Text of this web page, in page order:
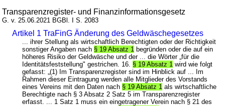
Transparenzregister- und Finanzinformationsgesetz
G. v. 25.06.2021 BGBl. I S. 2083
Artikel 1 TraFinG Änderung des Geldwäschegesetzes
... ihrer Stellung als wirtschaftlich Berechtigten oder der Richtigkeit
sonstiger Angaben nach § 19 Absatz 1 begründen oder die auf ein
höheres Risiko der Geldwäsche und der ... die Wörter „für die
Identitätsfeststellung" gestrichen. 16. § 19 Absatz 1 wird wie folgt
gefasst: „(1) Im Transparenzregister sind im Hinblick auf ... Im
Rahmen dieser Eintragung werden alle Mitglieder des Vorstands
eines Vereins mit den Daten nach § 19 Absatz 1 als wirtschaftliche
Berechtigte nach § 3 Absatz 2 Satz 5 im Transparenzregister
erfasst. ... 1 Satz 1 muss ein eingetragener Verein nach § 21 des